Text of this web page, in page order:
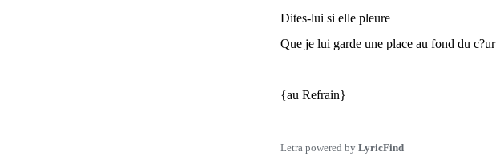
Dites-lui si elle pleure
Que je lui garde une place au fond du c?ur
{au Refrain}
Letra powered by LyricFind